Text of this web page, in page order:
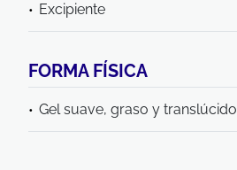
Excipiente
FORMA FÍSICA
Gel suave, graso y translúcido